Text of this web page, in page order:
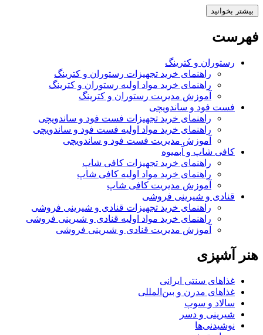
بیشتر بخوانید
فهرست
رستوران و کترینگ
راهنمای خرید تجهیزات رستوران و کترینگ
راهنمای خرید مواد اولیه رستوران و کترینگ
آموزش مدیریت رستوران و کترینگ
فست فود و ساندویچی
راهنمای خرید تجهیزات فست فود و ساندویچی
راهنمای خرید مواد اولیه فست فود و ساندویچی
آموزش مدیریت فست فود و ساندویچی
کافی شاپ و آبمیوه
راهنمای خرید تجهیزات کافی شاپ
راهنمای خرید مواد اولیه کافی‌ شاپ‌
آموزش مدیریت کافی شاپ
قنادی و شیرینی فروشی
راهنمای خرید تجهیزات قنادی و شیرینی فروشی
راهنمای خرید مواد اولیه قنادی و شیرینی فروشی
آموزش مدیریت قنادی و شیرینی فروشی
هنر آشپزی
غذاهای سنتی ایرانی
غذاهای مدرن و بین‌المللی
سالاد و سوپ
شیرینی و دسر
نوشیدنی‌ها